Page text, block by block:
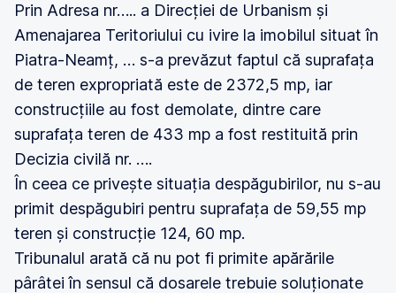
Prin Adresa nr….. a Direcției de Urbanism și
Amenajarea Teritoriului cu ivire la imobilul situat în
Piatra-Neamț, … s-a prevăzut faptul că suprafața
de teren expropriată este de 2372,5 mp, iar
construcțiile au fost demolate, dintre care
suprafața teren de 433 mp a fost restituită prin
Decizia civilă nr. ….
În ceea ce privește situația despăgubirilor, nu s-au
primit despăgubiri pentru suprafața de 59,55 mp
teren și construcție 124, 60 mp.
Tribunalul arată că nu pot fi primite apărările
pârâtei în sensul că dosarele trebuie soluționate